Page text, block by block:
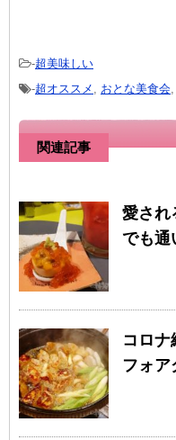
-超美味しい
-超オススメ おとな美食会
関連記事
愛され
でも通
コロナ
フォア